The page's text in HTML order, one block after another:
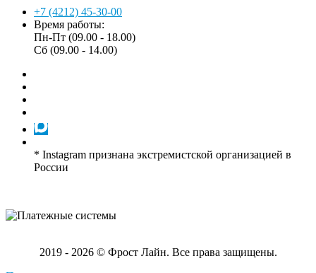
+7 (4212) 45-30-00
Время работы:
Пн-Пт (09.00 - 18.00)
Сб (09.00 - 14.00)
* Instagram признана экстремистской организацией в
России
2019 - 2026 © Фрост Лайн. Все права защищены.